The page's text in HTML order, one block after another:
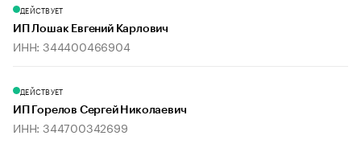
ДЕЙСТВУЕТ
ИП Лошак Евгений Карлович
ИНН: 344400466904
ДЕЙСТВУЕТ
ИП Горелов Сергей Николаевич
ИНН: 344700342699